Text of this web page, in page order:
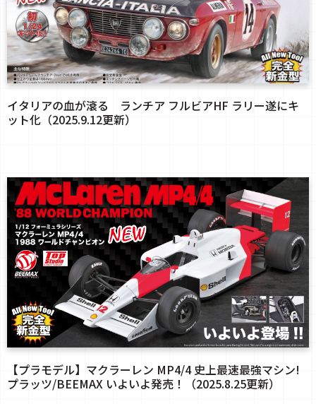
イタリアの血が滾る ランチア フルビアHF ラリー遂にキ
ット化（2025.9.12更新）
【プラモデル】マクラーレン MP4/4 史上最速最強マシン!
プラッツ/BEEMAX いよいよ発売！（2025.8.25更新）